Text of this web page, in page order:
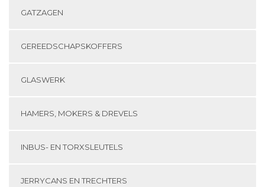
GATZAGEN
GEREEDSCHAPSKOFFERS
GLASWERK
HAMERS, MOKERS & DREVELS
INBUS- EN TORXSLEUTELS
JERRYCANS EN TRECHTERS